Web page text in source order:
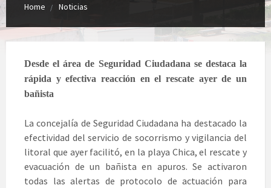
Home Noticias
Desde el área de Seguridad Ciudadana se destaca la
rápida y efectiva reacción en el rescate ayer de un
bañista
La concejalía de Seguridad Ciudadana ha destacado la
efectividad del servicio de socorrismo y vigilancia del
litoral que ayer facilitó, en la playa Chica, el rescate y
evacuación de un bañista en apuros. Se activaron
todas las alertas de protocolo de actuación para